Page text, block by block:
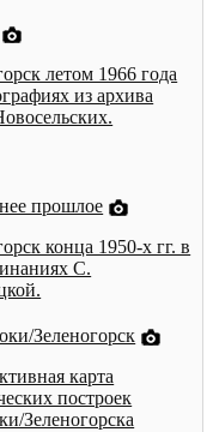
летом 1966 года
из архива
прошлое
конца 1950-х гг. в
С.
Зеленогорск
карта
построек
Зеленогорска